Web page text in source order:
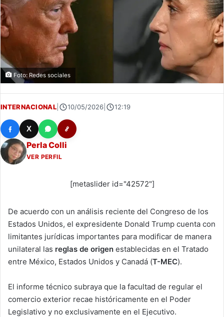
Foto: Redes sociales
INTERNACIONAL| 10/05/2026| 12:19
X
Perla Colli
VER PERFIL
[metaslider id="42572"]
De acuerdo con un análisis reciente del Congreso de los
Estados Unidos, el expresidente Donald Trump cuenta con
limitantes jurídicas importantes para modificar de manera
unilateral las reglas de origen establecidas en el Tratado
entre México, Estados Unidos y Canadá (T-MEC).
El informe técnico subraya que la facultad de regular el
comercio exterior recae históricamente en el Poder
Legislativo y no exclusivamente en el Ejecutivo.